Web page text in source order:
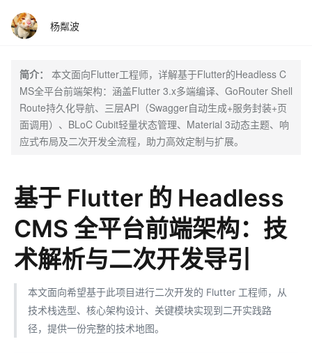
杨粼波
简介：
本文面向Flutter工程师，详解基于Flutter的Headless C
MS全平台前端架构：涵盖Flutter 3.x多端编译、GoRouter Shell
Route持久化导航、三层API（Swagger自动生成+服务封装+页
面调用）、BLoC Cubit轻量状态管理、Material 3动态主题、响
应式布局及二次开发全流程，助力高效定制与扩展。
基于 Flutter 的 Headless
CMS 全平台前端架构：技
术解析与二次开发导引
本文面向希望基于此项目进行二次开发的 Flutter 工程师，从
技术栈选型、核心架构设计、关键模块实现到二开实践路
径，提供一份完整的技术地图。